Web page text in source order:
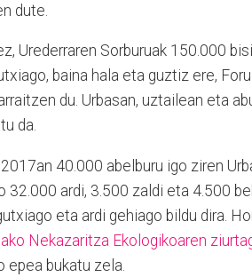
dute.
Urederraren Sorburuak 150.000
baina hala eta guztiz ere,
du. Urbasan, uztailean eta
da.
40.000 abelburu igo ziren
32.000 ardi, 3.500 zaldi eta 4.500
eta ardi gehiago bildu dira.
Nekazaritza Ekologikoaren
epea bukatu zela.